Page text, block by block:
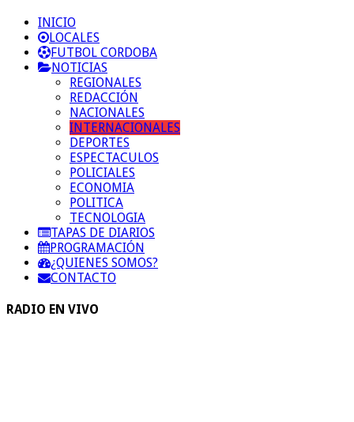
INICIO
LOCALES
FUTBOL CORDOBA
NOTICIAS
REGIONALES
REDACCIÓN
NACIONALES
INTERNACIONALES
DEPORTES
ESPECTACULOS
POLICIALES
ECONOMIA
POLITICA
TECNOLOGIA
TAPAS DE DIARIOS
PROGRAMACIÓN
¿QUIENES SOMOS?
CONTACTO
RADIO EN VIVO